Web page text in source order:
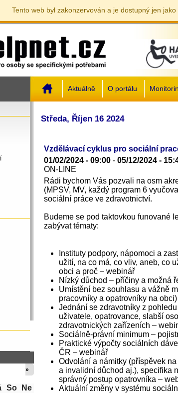
Tento web byl zakonzervován a je dostupný jen jako
Aktuálně O portálu
Středa, Říjen 16 2024
Vzdělávací cyklus pro sociální
01/02/2024 - 09:00 - 05/12/2024 -
ON-LINE
Rádi bychom Vás pozvali na osm
(MPSV, MV, každý program 6
sociální práce ve zdravotnictví.
Budeme se pod taktovkou funované
zabývat tématy:
Instituty podpory, nápomoci a
užití, na co má, co vliv, aneb, co
obci a proč – webinář
Nízký důchod – příčiny a možná
Umístění bez souhlasu a vážně
pracovníky a opatrovníky na
Jednání se zdravotníky z
uživatele, opatrovance, slabší
zdravotnických zařízeních –
Sociálně-právní minimum –
Praktické výpočty sociálních
ČR – webinář
Odvolání a námitky (příspěvek
a invalidní důchod aj.), specifika
správný postup opatrovníka –
Aktuální změny v systému
»
So
Ne